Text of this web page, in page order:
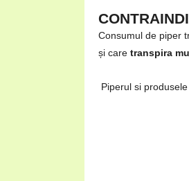
Consumul de piper
și care transpira
Piperul si